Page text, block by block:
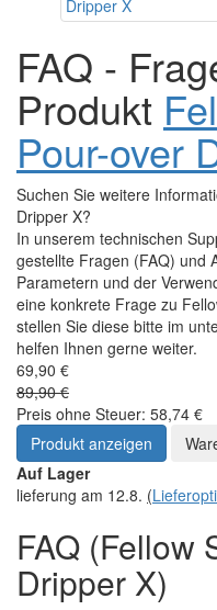
FAQ -
Produkt
Pour-over
Suchen Sie weitere
Dripper X?
In unserem technischen
gestellte Fragen (FAQ) und
Parametern und der
eine konkrete Frage zu
stellen Sie diese bitte im
helfen Ihnen gerne weiter.
69,90 €
89,90 €
Preis ohne Steuer: 58,74 €
Produkt anzeigen
Auf Lager
lieferung am 12.8. (
FAQ (Fellow
Dripper X)